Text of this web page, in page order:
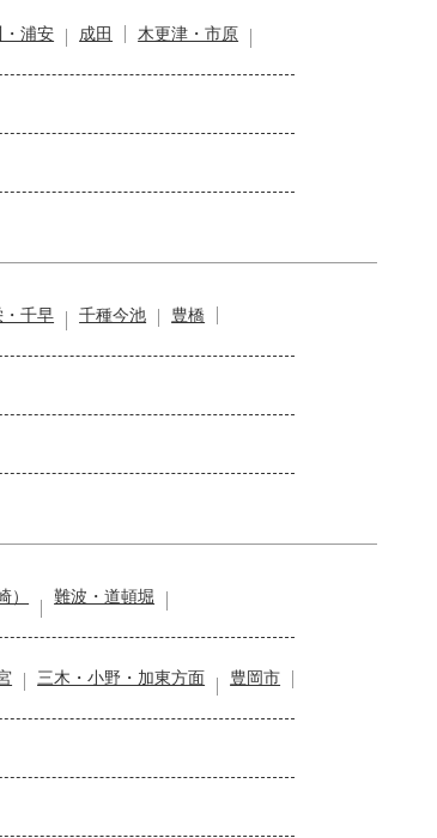
・浦安 成田
木更津・市原
千早 千種今池
豊橋
）
難波・道頓堀
三木・小野・加東方面
豊岡市